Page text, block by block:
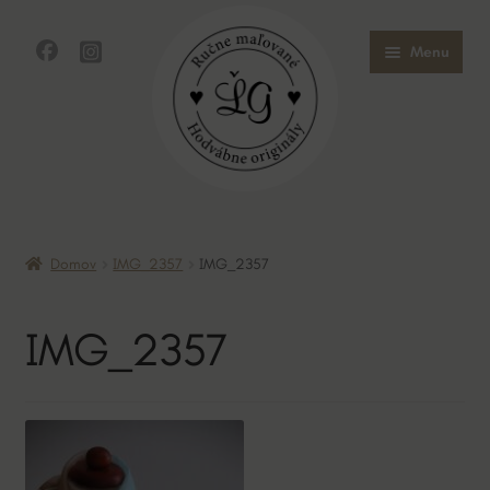
Menu
O mne
Kontakt
Domov IMG_2357 IMG_2357
IMG_2357